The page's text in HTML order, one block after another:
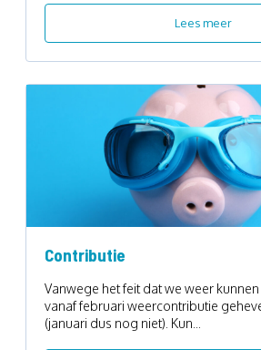
Lees meer
Contributie
Vanwege het feit dat we weer
vanaf februari weercontributie
(januari dus nog niet). Kun...